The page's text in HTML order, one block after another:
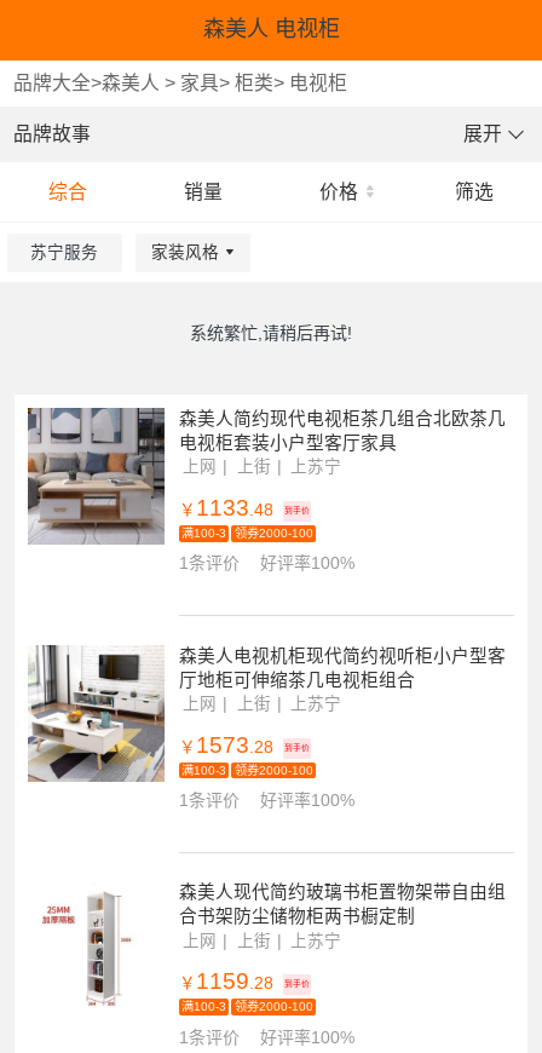
森美人 电视柜
品牌大全>森美人 > 家具>柜类> 电视柜
品牌故事 展开
综合 销量 价格 筛选
苏宁服务 家装风格
系统繁忙,请稍后再试!
森美人简约现代电视柜茶几组合北欧茶几
电视柜套装小户型客厅家具
上网 上街 上苏宁
￥ 1133.48 到手价
满100-3 领券2000-100
1条评价 好评率100%
森美人电视机柜现代简约视听柜小户型客
厅地柜可伸缩茶几电视柜组合
上网 上街 上苏宁
￥ 1573 .28 到手价
满100-3 领券2000-100
1条评价 好评率100%
森美人现代简约玻璃书柜置物架带自由组
合书架防尘储物柜两书橱定制
上网 上街 上苏宁
￥ 1159.28 到手价
满100-3 领券2000-100
1条评价 好评率100%